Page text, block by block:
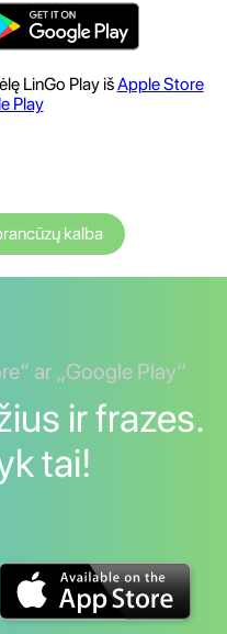
LinGo Play išApple Store
Play
kalba
ar „Google Play“
ir frazes.
tai!